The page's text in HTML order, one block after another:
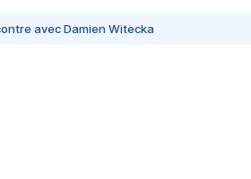
avec Damien Witecka